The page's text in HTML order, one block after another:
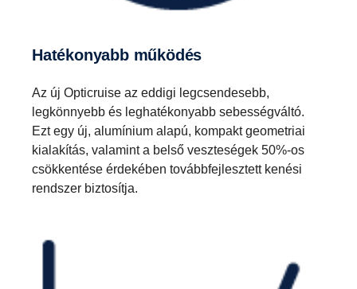
Hatékonyabb működés
Az új Opticruise az eddigi legcsendesebb,
legkönnyebb és leghatékonyabb sebességváltó.
Ezt egy új, alumínium alapú, kompakt geometriai
kialakítás, valamint a belső veszteségek 50%-os
csökkentése érdekében továbbfejlesztett kenési
rendszer biztosítja.